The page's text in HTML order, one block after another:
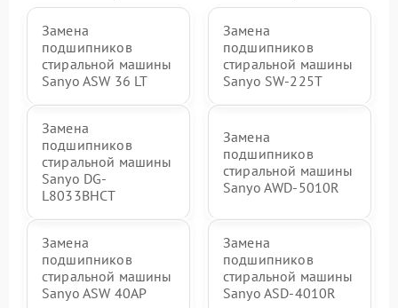
Замена
подшипников
стиральной машины
Sanyo ASW 36 LT
Замена
подшипников
стиральной машины
Sanyo SW-225T
Замена
подшипников
стиральной машины
Sanyo DG-
L8033BHCT
Замена
подшипников
стиральной машины
Sanyo AWD-5010R
Замена
подшипников
стиральной машины
Sanyo ASW 40AP
Замена
подшипников
стиральной машины
Sanyo ASD-4010R